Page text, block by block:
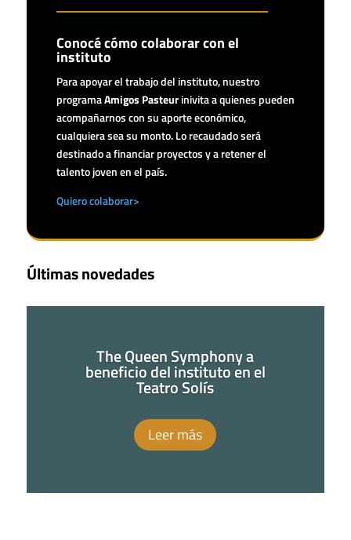
Conocé cómo colaborar con el
instituto
Para apoyar el trabajo del instituto, nuestro
programaAmigos Pasteur inivita a quienes pueden
acompañarnos con su aporte económico,
cualquiera sea su monto. Lo recaudado será
destinado a financiar proyectos y a retener el
talento joven en el país.
Quiero colaborar>
Últimas novedades
The Queen Symphony a
beneficio del instituto en el
Teatro Solís
Leer más